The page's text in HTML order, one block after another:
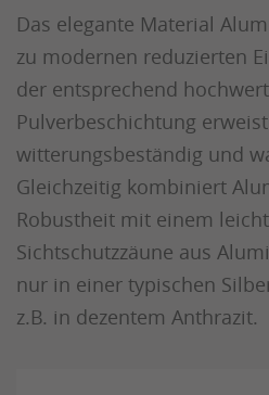
Das elegante Material
zu modernen reduzierten
der entsprechend
Pulverbeschichtung
witterungsbeständig und
Gleichzeitig kombiniert
Robustheit mit einem
Sichtschutzzäune aus
nur in einer typischen
z.B. in dezentem Anthrazit.